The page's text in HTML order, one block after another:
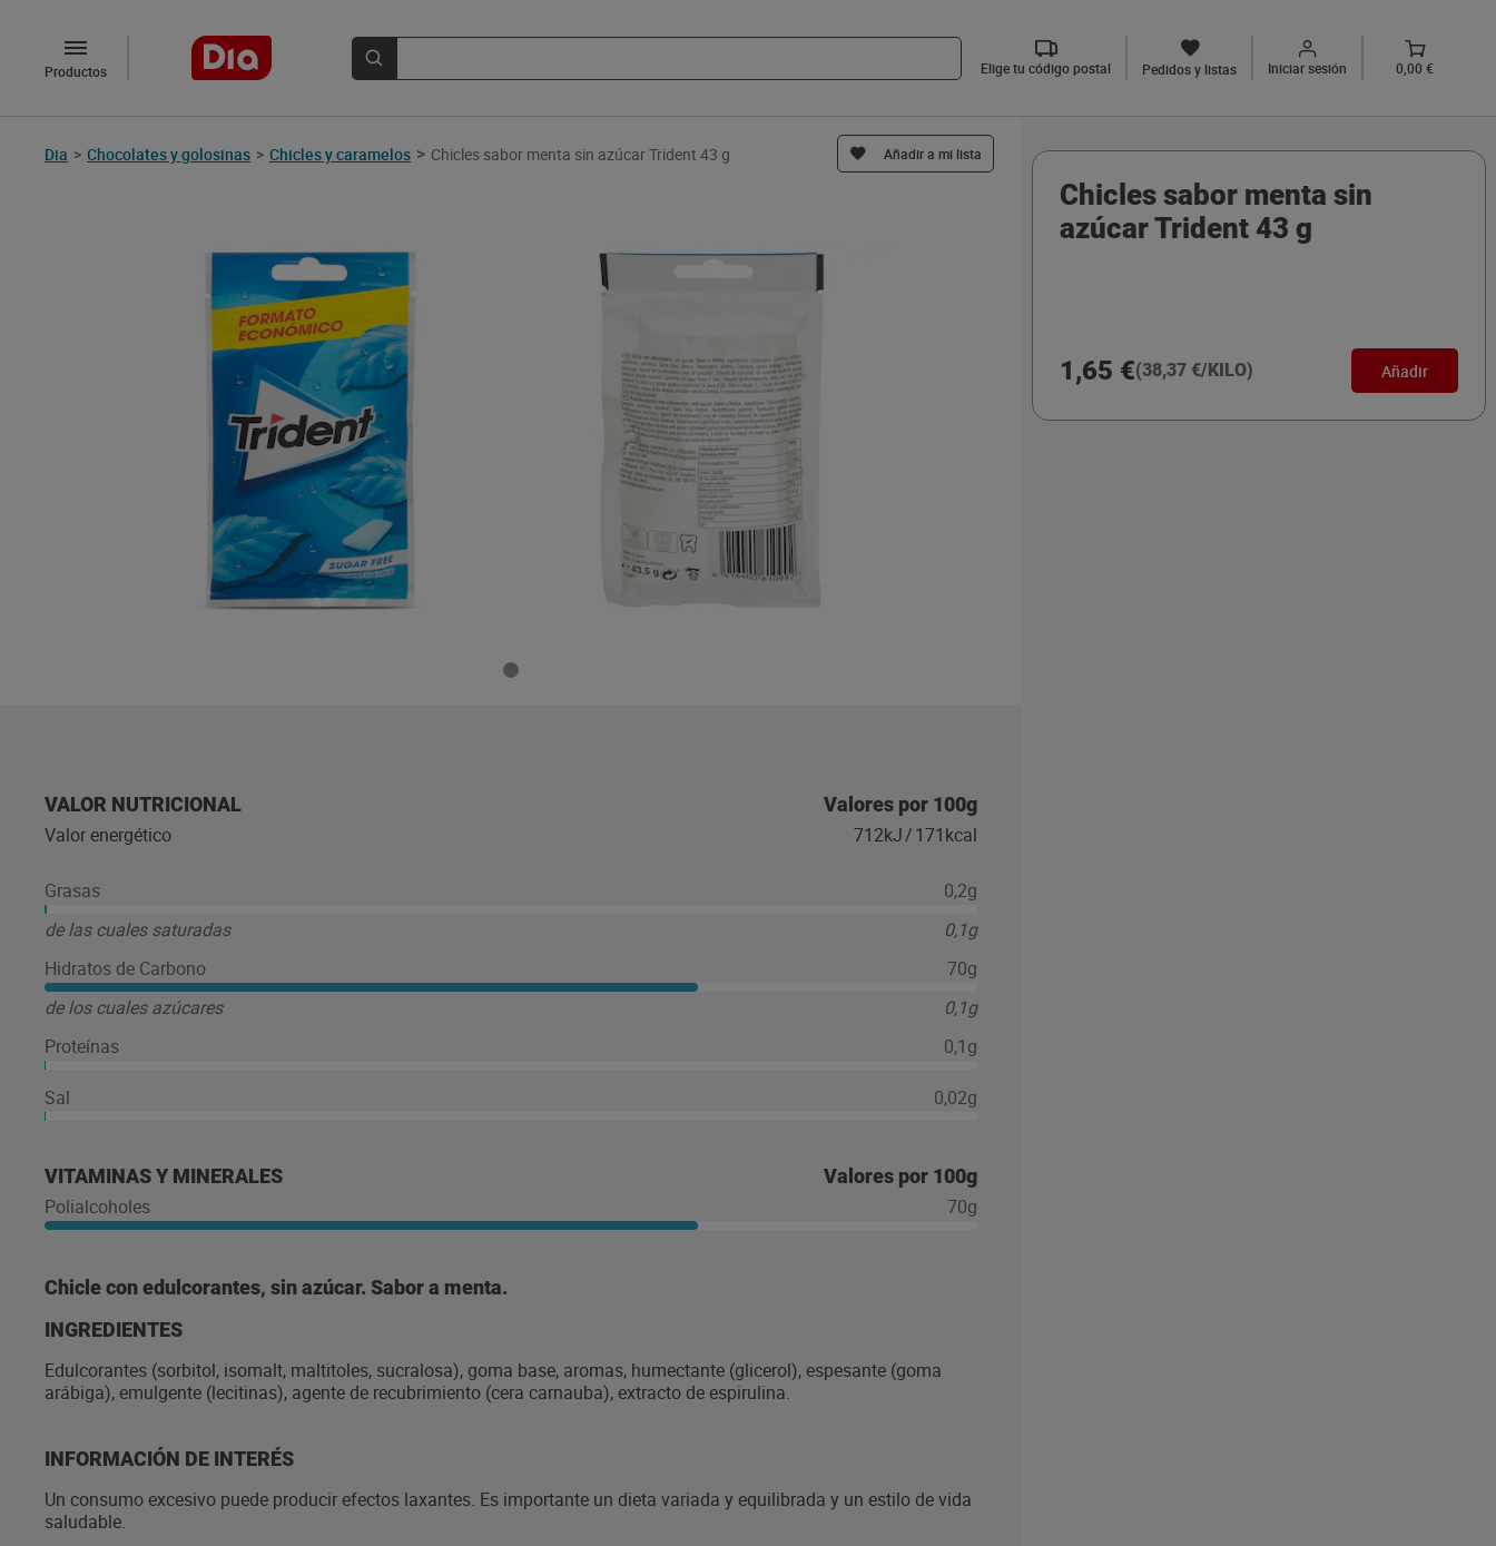
Productos Elige tu código postal Pedidos y listas Iniciar sesión 0,00 €
Dia > Chocolates y golosinas > Chicles y caramelos > Chicles sabor menta sin azúcar Trident 43 g Añadir a mi lista
VALOR NUTRICIONAL Valores por 100g
Valor energético 712kJ/171kcal
Grasas
0,2g
de las cuales saturadas
0,1g
Hidratos de Carbono
70g
de los cuales azúcares
0,1g
Proteínas
0,1g
Sal 0,02g
VITAMINAS Y MINERALES Valores por 100g
Polialcoholes 70g
Chicle con edulcorantes, sin azúcar. Sabor a menta.
INGREDIENTES
Edulcorantes (sorbitol, isomalt, maltitoles, sucralosa), goma base, aromas, humectante (glicerol), espesante (goma
arábiga), emulgente (lecitinas), agente de recubrimiento (cera carnauba), extracto de espirulina.
INFORMACIÓN DE INTERÉS
Un consumo excesivo puede producir efectos laxantes. Es importante un dieta variada y equilibrada y un estilo de vida
saludable.
Chicles sabor menta sin
azúcar Trident 43 g
1,65 €(38,37 €/KILO) Añadir